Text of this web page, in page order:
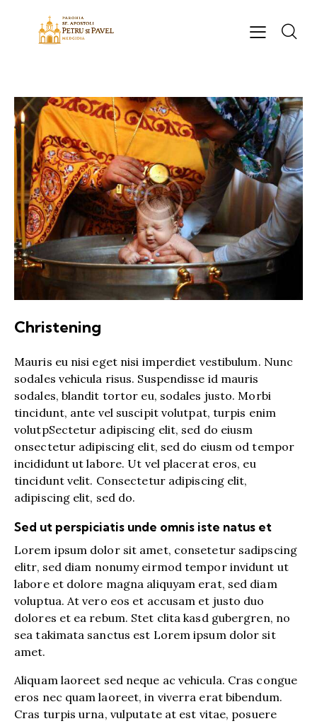
Christening
Mauris eu nisi eget nisi imperdiet vestibulum. Nunc
sodales vehicula risus. Suspendisse id mauris
sodales, blandit tortor eu, sodales justo. Morbi
tincidunt, ante vel suscipit volutpat, turpis enim
volutpSectetur adipiscing elit, sed do eiusm
onsectetur adipiscing elit, sed do eiusm od tempor
incididunt ut labore. Ut vel placerat eros, eu
tincidunt velit. Consectetur adipiscing elit,
adipiscing elit, sed do.
Sed ut perspiciatis unde omnis iste natus et
Lorem ipsum dolor sit amet, consetetur sadipscing
elitr, sed diam nonumy eirmod tempor invidunt ut
labore et dolore magna aliquyam erat, sed diam
voluptua. At vero eos et accusam et justo duo
dolores et ea rebum. Stet clita kasd gubergren, no
sea takimata sanctus est Lorem ipsum dolor sit
amet.
Aliquam laoreet sed neque ac vehicula. Cras congue
eros nec quam laoreet, in viverra erat bibendum.
Cras turpis urna, vulputate at est vitae, posuere